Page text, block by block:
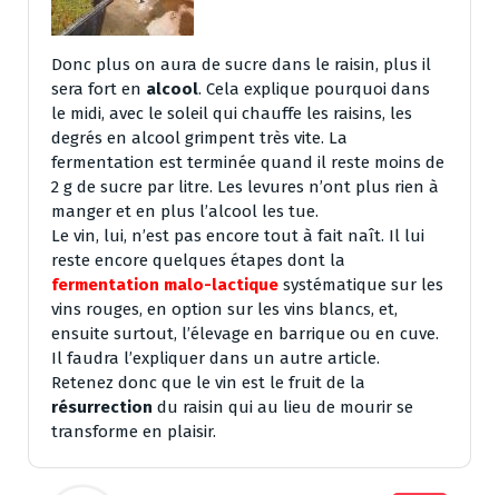
Donc plus on aura de sucre dans le raisin, plus il
sera fort en alcool. Cela explique pourquoi dans
le midi, avec le soleil qui chauffe les raisins, les
degrés en alcool grimpent très vite. La
fermentation est terminée quand il reste moins de
2 g de sucre par litre. Les levures n’ont plus rien à
manger et en plus l’alcool les tue.
Le vin, lui, n’est pas encore tout à fait naît. Il lui
reste encore quelques étapes dont la
fermentation malo-lactique systématique sur les
vins rouges, en option sur les vins blancs, et,
ensuite surtout, l’élevage en barrique ou en cuve.
Il faudra l’expliquer dans un autre article.
Retenez donc que le vin est le fruit de la
résurrection du raisin qui au lieu de mourir se
transforme en plaisir.